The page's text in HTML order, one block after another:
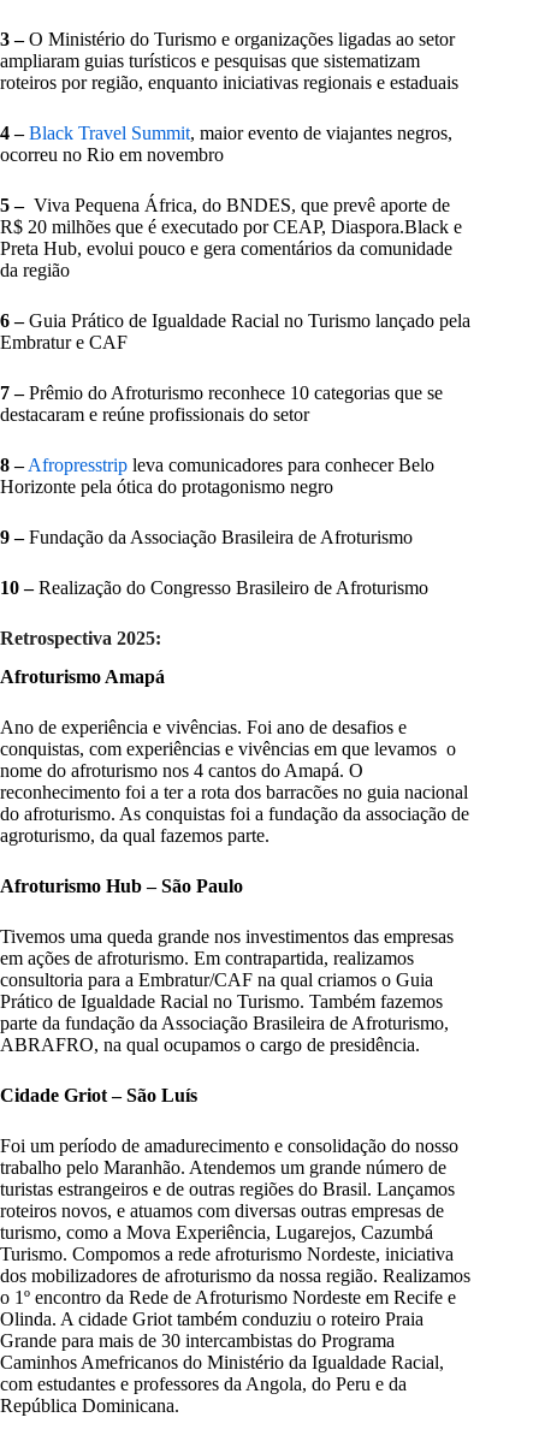
3 –O Ministério do Turismo e organizações ligadas ao setor
ampliaram guias turísticos e pesquisas que sistematizam
roteiros por região, enquanto iniciativas regionais e estaduais
4 – Black Travel Summit, maior evento de viajantes negros,
ocorreu no Rio em novembro
5 –Viva Pequena África, do BNDES, que prevê aporte de
R$ 20 milhões que é executado por CEAP, Diaspora.Black e
Preta Hub, evolui pouco e gera comentários da comunidade
da região
6 –Guia Prático de Igualdade Racial no Turismo lançado pela
Embratur e CAF
7 –Prêmio do Afroturismo reconhece 10 categorias que se
destacaram e reúne profissionais do setor
8 – Afropresstrip leva comunicadores para conhecer Belo
Horizonte pela ótica do protagonismo negro
9 –Fundação da Associação Brasileira de Afroturismo
10 –Realização do Congresso Brasileiro de Afroturismo
Retrospectiva 2025:
Afroturismo Amapá
Ano de experiência e vivências. Foi ano de desafios e
conquistas, com experiências e vivências em que levamos o
nome do afroturismo nos 4 cantos do Amapá. O
reconhecimento foi a ter a rota dos barracões no guia nacional
do afroturismo. As conquistas foi a fundação da associação de
agroturismo, da qual fazemos parte.
Afroturismo Hub – São Paulo
Tivemos uma queda grande nos investimentos das empresas
em ações de afroturismo. Em contrapartida, realizamos
consultoria para a Embratur/CAF na qual criamos o Guia
Prático de Igualdade Racial no Turismo. Também fazemos
parte da fundação da Associação Brasileira de Afroturismo,
ABRAFRO, na qual ocupamos o cargo de presidência.
Cidade Griot – São Luís
Foi um período de amadurecimento e consolidação do nosso
trabalho pelo Maranhão. Atendemos um grande número de
turistas estrangeiros e de outras regiões do Brasil. Lançamos
roteiros novos, e atuamos com diversas outras empresas de
turismo, como a Mova Experiência, Lugarejos, Cazumbá
Turismo. Compomos a rede afroturismo Nordeste, iniciativa
dos mobilizadores de afroturismo da nossa região. Realizamos
o 1º encontro da Rede de Afroturismo Nordeste em Recife e
Olinda. A cidade Griot também conduziu o roteiro Praia
Grande para mais de 30 intercambistas do Programa
Caminhos Amefricanos do Ministério da Igualdade Racial,
com estudantes e professores da Angola, do Peru e da
República Dominicana.